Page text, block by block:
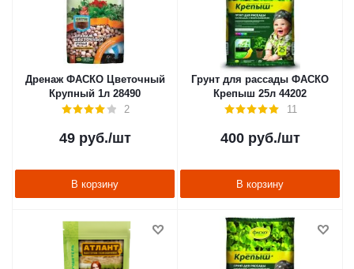
Дренаж ФАСКО Цветочный
Крупный 1л 28490
2
49руб./шт
В корзину
Грунт для рассады ФАСКО
Крепыш 25л 44202
11
400руб./шт
В корзину